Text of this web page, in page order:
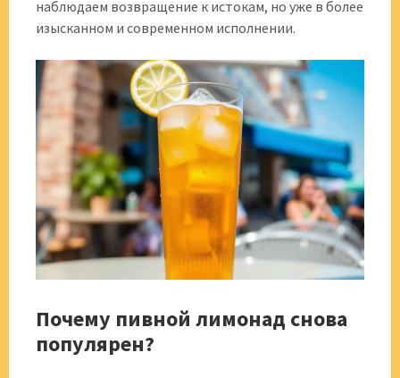
наблюдаем возвращение к истокам, но уже в более
изысканном и современном исполнении.
Почему пивной лимонад снова
популярен?